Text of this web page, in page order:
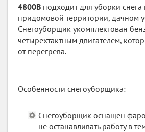
4800B подходит для уборки
придомовой территории, дачном
Снегоуборщик укомплектован
четырехтактным двигателем,
от перегрева.
Особенности снегоуборщика:
Снегоуборщик оснащен
не останавливать работу в